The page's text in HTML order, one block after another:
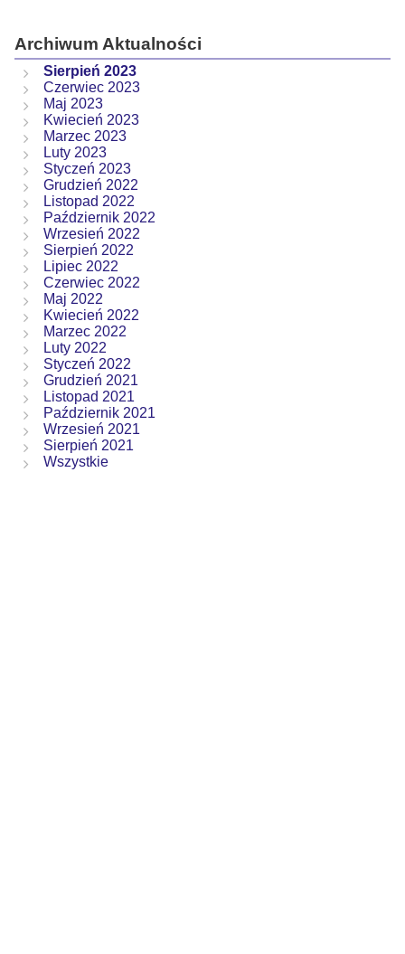
Archiwum Aktualności
Sierpień 2023
Czerwiec 2023
Maj 2023
Kwiecień 2023
Marzec 2023
Luty 2023
Styczeń 2023
Grudzień 2022
Listopad 2022
Październik 2022
Wrzesień 2022
Sierpień 2022
Lipiec 2022
Czerwiec 2022
Maj 2022
Kwiecień 2022
Marzec 2022
Luty 2022
Styczeń 2022
Grudzień 2021
Listopad 2021
Październik 2021
Wrzesień 2021
Sierpień 2021
Wszystkie